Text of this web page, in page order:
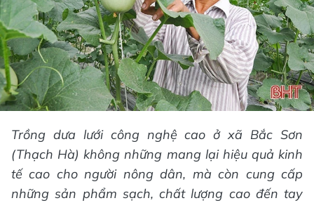
Trồng dưa lưới công nghệ cao ở xã Bắc Sơn
(Thạch Hà) không những mang lại hiệu quả kinh
tế cao cho người nông dân, mà còn cung cấp
những sản phẩm sạch, chất lượng cao đến tay